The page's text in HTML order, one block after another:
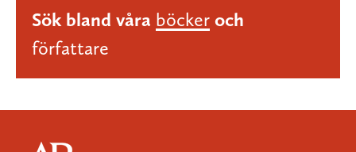
Sök bland våra böcker och
författare